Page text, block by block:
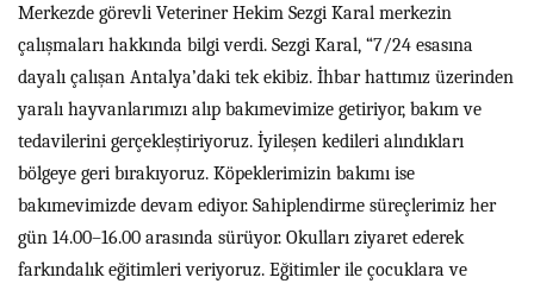
Merkezde görevli Veteriner Hekim Sezgi Karal merkezin
çalışmaları hakkında bilgi verdi. Sezgi Karal, “7/24 esasına
dayalı çalışan Antalya’daki tek ekibiz. İhbar hattımız üzerinden
yaralı hayvanlarımızı alıp bakımevimize getiriyor, bakım ve
tedavilerini gerçekleştiriyoruz. İyileşen kedileri alındıkları
bölgeye geri bırakıyoruz. Köpeklerimizin bakımı ise
bakımevimizde devam ediyor. Sahiplendirme süreçlerimiz her
gün 14.00–16.00 arasında sürüyor. Okulları ziyaret ederek
farkındalık eğitimleri veriyoruz. Eğitimler ile çocuklara ve